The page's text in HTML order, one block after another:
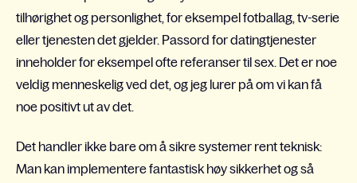
tilhørighet og personlighet, for eksempel fotballag, tv-serie
eller tjenesten det gjelder. Passord for datingtjenester
inneholder for eksempel ofte referanser til sex. Det er noe
veldig menneskelig ved det, og jeg lurer på om vi kan få
noe positivt ut av det.
Det handler ikke bare om å sikre systemer rent teknisk:
Man kan implementere fantastisk høy sikkerhet og så